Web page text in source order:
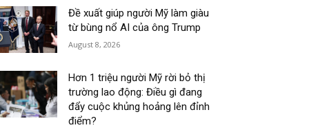
Đề xuất giúp người Mỹ làm giàu
từ bùng nổ AI của ông Trump
August 8, 2026
Hơn 1 triệu người Mỹ rời bỏ thị
trường lao động: Điều gì đang
đẩy cuộc khủng hoảng lên đỉnh
điểm?